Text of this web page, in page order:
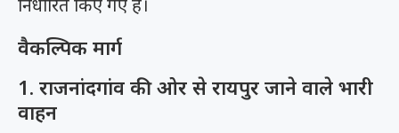
निर्धारित किए गए हैं।
वैकल्पिक मार्ग
1. राजनांदगांव की ओर से रायपुर जाने वाले भारी
वाहन